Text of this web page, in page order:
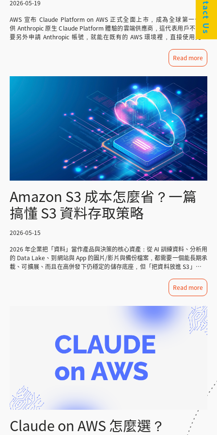
楚，避免事後才發現不符合內部資安規範。 模型選型只是第一步，CKmates
的「最好」，只有「最適合」。而企業實務上遇到的困境，往往不是不知道市
面上有哪些模型，而是不確定自己的任務屬性、資料特性、預算結構,究竟該
對應到哪一種技術路徑——加上模型迭代速度極快，企業內部技術團隊很難隨
雙重合作夥伴，長期協助企業從任務盤點、模型選型評估、混合部署架構規
劃，到落地整合與內部教育訓練，提供一站式的 AI 導入諮詢服務。我們的角
迭代的AI佈局策略——讓企業在快速變動的AI市場中，不用自己從頭摸索,也能
做出正確且可長期延續的技術決策。 不確定哪個 AI 模型適合您的團隊？歡迎
與 CKmates 顧問團隊聊聊，我們協助企業找到最適合的AI導入路徑，讓技術
成影響評估 • 報告標準化：每次產出的報告格式一致，便於追蹤與歸檔
Amazon Quick 降低技術門檻 這個案例展示了 Amazon Quick 在企業資安管
理中的實際應用價值，透過 Web Search、Spaces 與 Chat Agent 的協同運
作，企業能將傳統上繁瑣且容易出錯的手動流程，轉化為高效、精準的 AI 輔
助工作流程。 值得強調的是，Amazon Quick 的價值不僅止於單一案例，相
同的「外部資訊搜尋 + 內部資料比對」模式，可延伸至合規檢查、供應商評
估、市場情報分析等多種企業場景，關鍵在於，它降低了跨資料源分析的技術
門檻，讓非技術背景的使用者也能執行複雜的資訊比對任務。 如果您的團隊
也面臨類似的資訊比對挑戰，不妨嘗試運用 Amazon Quick 的功能組合，找
到屬於您的最佳實踐。 CKmates 銓鍇國際作為 AWS 官方合作夥伴，專注於
雲端服務、AI 解決方案與資安防護整合，協助企業從評估、導入到落地全程
支援。立即聯絡我們，開啟您的企業 AI 轉型之路。
Bedrock 還提供知識庫、代理程式、防護機制等進階功能，協助企業將通用
模型轉化為專業的產業助手。 知識庫（Knowledge Bases）：讓 AI 讀懂
企業內部資料 透過 RAG（檢索增強生成）技術，將企業現有的 ERP 資料、
CRM 紀錄、PDF 合約文件等向量化後建立私有知識庫。 未經優化的通用模
型在處理企業內部專業文件時，幻覺率（Hallucination Rate）往往高達 15–
20%；透過 RAG 知識庫，AI 回答時優先檢索這些私有資料，可大幅壓低錯誤
或結構式（如資料庫、CSV）兩種資料格式，靈活對應不同企業的資料環
AI（Agentic AI）」的具體實現，讓 AI 從被動回答進化為主動完成多步驟任
務，例如：自動排程、串接 API 完成採購下單、跨系統查詢庫存數據，甚至
觸發整條工作流程。McKinsey 估計，AI 代理每年可為各類企業應用場景創
造 2.6 至 4.4 兆美元的潛在經濟價值。 最新推出的 Amazon Bedrock
AgentCore 提供安全可靠的代理部署環境，無需管理底層基礎設施，讓企業
可以更快將 Agentic AI 從概念推進到生產環境。 防護機制（Guardrails）：
（PII）外洩，並防止模型產生仇恨言論或偏見內容，確保企業 AI 應用符合法
規要求，Bedrock AgentCore Policy 更進一步允許企業以自然語言方式定義
代理程式的行為邊界，大幅簡化安全政策的創建與管理流程。 模型客製化與
微調（Fine-tuning）：打造具備「公司靈魂」的專屬模型 支援傳統監督式微
調（Standard Fine-tuning）以及強化微調（RFT，詳見下一段）。企業可上
傳標記資料，或透過「獎勵機制」引導模型學習特定的回答邏輯，訓練出最符
合公司業務場景的專屬 AI。 注意： Fine-tuning 功能目前僅開放特定 AWS
區域使用，導入前請先與顧問確認可用性。 批量推論與提示快取：優化大規
約 50% 成本；提示快取（Prompt Caching）則進一步降低高頻呼叫的延遲
與費用，適合客服機器人、即時分析等高頻應用。 三、Amazon Bedrock
RFT 強化微調是什麼？ Amazon Bedrock 的 RFT 是什
麼？ RFT（Reinforcement Fine-Tuning，強化微調）是一種透過「回饋機
制」讓 AI 持續進化的訓練技術，與傳統監督式微調有本質上的不同。 傳統
蒐集大量「輸入與理想輸出」的配對資料，讓模型學習複製相似的回應，這對
固定格式的客服問答很有效，但在需要複雜推理或主觀判斷的任務上容易遇到
不斷評估模型回覆的好壞，引導模型主動學習出更優質的回答邏輯——就像培
訓員工，不是叫他背範本，而是教他判斷什麼叫做好的回覆。 Amazon
Verifiable Rewards）— 可驗證獎勵強化學習 使用「基於規則的評分器
（Rule-based Graders）」，透過明確的對錯規則強化模型的邏輯準確性。
較高的任務進行優化，讓模型的回覆更符合人類語境與企業品牌價值： 指令
遵循與語氣校正 內容審核與品牌一致性 多輪對話品質提升 企業應用 RFT
的實際價值 對製造業或金融業而言，RFT 的意義在於：不需要數萬筆標記資
料，只需清楚定義「什麼樣的回答才算好」，就能訓練出真正理解公司業務邏
輯的專屬模型，而非只會複製範本的通用助手，開發人員可透過 AWS
Lambda 函式觸發自定義評估邏輯，根據業務目標靈活設定獎勵機制。
2026-05-19
AWS 宣布 Claude Platform on AWS 正式全面上市，成為全球第一個提
供 Anthropic 原生 Claude Platform 體驗的雲端供應商，這代表用戶不再需
要另外申請 Anthropic 帳號，就能在既有的 AWS 環境裡，直接使用完整
Amazon Bedrock 哪個更適合你的架構，可以先看我們的分析文章：Claude
on AWS 怎麼選？Claude Platform 與 Amazon Bedrock 差異一次看懂 這篇
定，到第一個 API 呼叫，每個步驟附上原廠截圖說明，讓你 5 分鐘內完成環
並具備 IAM 管理員權限或能訂閱 AWS Marketplace 服務的角色。 支援的
梨）、美東/美西、歐洲多個節點。 Python 或 Node.js 環境 用於執行範例程
式碼（Python 3.8+ 或 Node.js 18+ 均可）。 與 Amazon Bedrock 的關鍵
全邊界外處理，若貴公司有嚴格的資料主權或地區存放需求，請先評估
Amazon Bedrock 方案。詳細比較請參考：Claude on AWS 選型指南 AWS
帳號開通 Claude Platform 步驟 透過 AWS Marketplace 訂閱啟用 所有設
定的起點是在 AWS Marketplace 完成訂閱，這個步驟將 Claude Platform
現。 操作路徑：登入 AWS Management Console → 搜尋「Claude
Platform on AWS」→ 點選訂閱 → 完成後點選「Set up your account」進入
Claude Platform on AWS Console。 圖／AWS 官方部落格 Step 1：建立
Workspace（工作區） 什麼是 Workspace？ Workspace 是 Claude
Platform on AWS 的核心資源單位，你可以把它理解為一個「隔離的操作環
境」： 用來區分不同的專案、開發/正式環境、或跨部門團隊 每個
Workspace 有獨立的使用量統計，方便後續成本分攤 同時也是 IAM 存取控
制的對象——透過 Workspace ARN，你可以用 IAM Policy 精細控制哪些角色
或使用者可以存取哪個 Workspace 建立步驟 進入 Claude Platform on
Claude Platform on AWS 支援兩種驗證方式，選擇適合你的情境： 驗證方
Keys」頁面直接產生金鑰： 圖/AWS 官方部落格 金鑰產生後，設定以下三
AWS 區域填入對應端點 # 亞太東京範例：ap-northeast-1 export
ANTHROPIC_BASE_URL=https://aws-external-anthropic..api.aws #
在 Console → Workspaces 取得 export ANTHROPIC_WORKSPACE_ID=
Step 3：發出第一個 API 呼叫 安裝 Anthropic SDK pip install anthropic
Python 範例程式 from anthropic import Anthropic import os client
= Anthropic( default_headers={ "anthropic-workspace-
Read more
Amazon S3 成本怎麼省？一篇
搞懂 S3 資料存取策略
2026-05-15
2026 年企業把「資料」當作產品與決策的核心資產：從 AI 訓練資料、分析用
的 Data Lake、到網站與 App 的圖片/影片與備份檔案，都需要一個能長期承
載、可擴展、而且在高併發下仍穩定的儲存底座，但「把資料放進 S3」只是
含存取頻率、取回與請求次數、跨區與對外傳輸、以及資料累積等因素；如果
缺乏策略，資料越堆越多、熱度逐漸下降，成本也會在不知不覺中攀升。 本
（如 Multipart Upload、Transfer Acceleration、S3 Select）、到生命週期
管理（Lifecycle Policy）的自動分層與到期清理，帶你建立「效能與成本兼
顧」的 S3 最佳化框架，讓儲存費用可預期、可治理、可持續。 一、什麼是
件儲存（Object Storage）服務，專門用來存放各種非結構化資料與檔案，
例如圖片與影片素材、網站靜態資源、備份資源、資料湖（Data Lake）原始
資料，以及應用程式產生的各類檔案。 對企業而言，導入 Amazon S3 的重
點往往不只是「容量可以無限擴充」，更在於它能以一致的方式提供可靠性、
安全性與效能，並且很容易和 AWS 的運算、分析、資料治理與安全服務整
合，成為雲端資料架構中最常見的底層儲存選擇之一。 依 AWS 公開資訊，
Amazon S3 具備以下代表性規模與設計目標（Amazon S3 產品頁）： 資料
耐久性設計目標：99.999999999%（11 個 9） 全球規模：累積超過 500 兆
二、S3 儲存模式（Storage Class）怎麼選？ 在 Amazon S3（AWS
S3） 中，資料不是只有「存進 bucket」這麼單一的概念；更關鍵的是要選
Read more
Claude on AWS 怎麼選？